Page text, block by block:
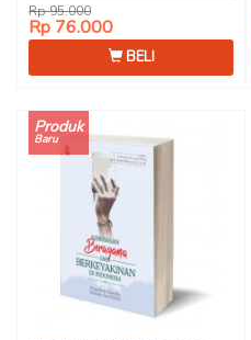
Rp 95.000
Rp 76.000
BELI
Produk
Baru